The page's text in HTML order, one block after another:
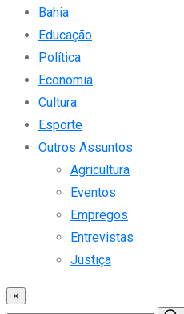
Bahia
Educação
Política
Economia
Cultura
Esporte
Outros Assuntos
Agricultura
Eventos
Empregos
Entrevistas
Justiça
×